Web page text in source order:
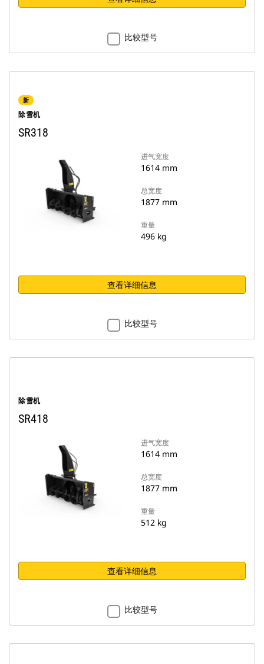
比较型号
新
除雪机
SR318
进气宽度
1614 mm
总宽度
1877 mm
重量
496 kg
查看详细信息
比较型号
除雪机
SR418
进气宽度
1614 mm
总宽度
1877 mm
重量
512 kg
查看详细信息
比较型号